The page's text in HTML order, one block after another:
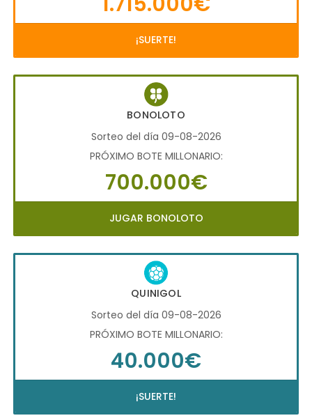
¡SUERTE!
BONOLOTO
Sorteo del día 09-08-2026
PRÓXIMO BOTE MILLONARIO:
700.000€
JUGAR BONOLOTO
QUINIGOL
Sorteo del día 09-08-2026
PRÓXIMO BOTE MILLONARIO:
40.000€
¡SUERTE!